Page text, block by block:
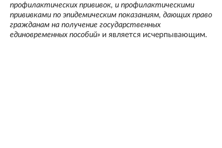
профилактических прививок, и профилактическими
прививками по эпидемическим показаниям, дающих право
гражданам на получение государственных
единовременных пособий» и является исчерпывающим.